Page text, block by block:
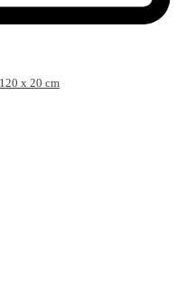
x 20 cm